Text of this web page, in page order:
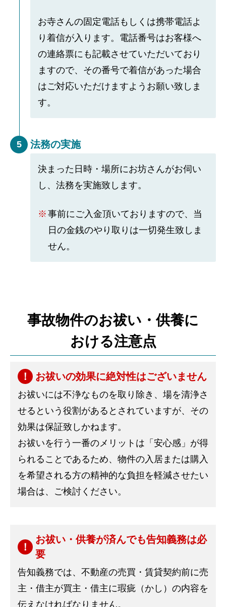
お寺さんの固定電話もしくは携帯電話よ
り着信が入ります。電話番号はお客様へ
の連絡票にも記載させていただいており
ますので、その番号で着信があった場合
はご対応いただけますようお願い致しま
す。
5 法務の実施
決まった日時・場所にお坊さんがお伺い
し、法務を実施致します。
事前にご入金頂いておりますので、当
日の金銭のやり取りは一切発生致しま
せん。
事故物件のお祓い・供養に
おける注意点
お祓いの効果に絶対性はございません
お祓いには不浄なものを取り除き、場を清浄さ
せるという役割があるとされていますが、その
効果は保証致しかねます。
お祓いを行う一番のメリットは「安心感」が得
られることであるため、物件の入居または購入
を希望される方の精神的な負担を軽減させたい
場合は、ご検討ください。
お祓い・供養が済んでも告知義務は必
要
告知義務では、不動産の売買・賃貸契約前に売
主・借主が買主・借主に瑕疵（かし）の内容を
伝えなければなりません。